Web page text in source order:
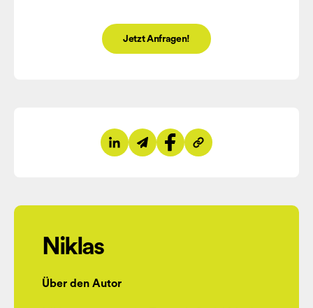
Jetzt Anfragen!
Auf LinkedIn teilen
Per E-Mail teilen
Auf Facebook teilen
Link kopieren
Niklas
Über den Autor